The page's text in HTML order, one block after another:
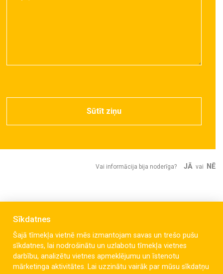
Sūtīt ziņu
Vai informācija bija noderīga? JĀ vai NĒ
Sīkdatnes
Šajā tīmekļa vietnē mēs izmantojam savas un trešo pušu
sīkdatnes, lai nodrošinātu un uzlabotu tīmekļa vietnes
darbību, analizētu vietnes apmeklējumu un īstenotu
mārketinga aktivitātes. Lai uzzinātu vairāk par mūsu sīkdatņu